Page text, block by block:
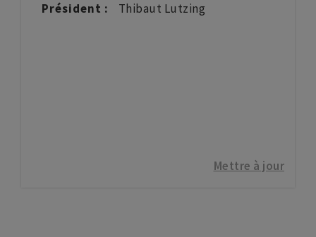
Président :
Thibaut Lutzing
Mettre à jour